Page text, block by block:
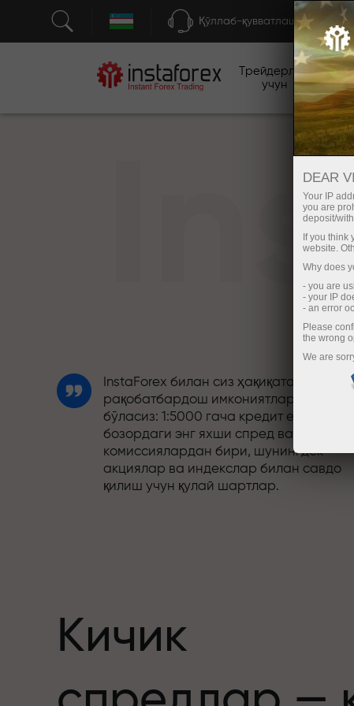
Қўллаб-қувватлаш
Трейдерлар
учун
InstaForex билан сиз ҳақиқатан
рақобатбардош имкониятларга эга
бўласиз: 1:5000 гача кредит елкаси,
бозордаги энг яхши спред ва
комиссиялардан бири, шунингдек
акциялар ва индекслар билан савдо
қилиш учун қулай шартлар.
Aleš Loprais савдо оламига интилиш ва
Кичик
DEAR
Your IP
you are
deposit/
If you think
website.
Why does
- you are
- your IP
- an error
Please
the wrong
We are